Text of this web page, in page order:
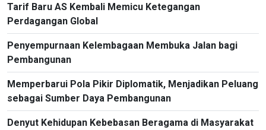
Tarif Baru AS Kembali Memicu Ketegangan
Perdagangan Global
Penyempurnaan Kelembagaan Membuka Jalan bagi
Pembangunan
Memperbarui Pola Pikir Diplomatik, Menjadikan Peluang
sebagai Sumber Daya Pembangunan
Denyut Kehidupan Kebebasan Beragama di Masyarakat